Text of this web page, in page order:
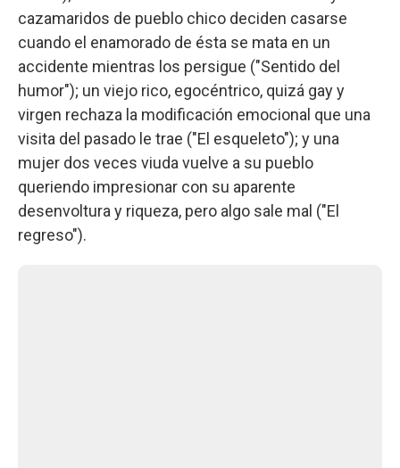
cazamaridos de pueblo chico deciden casarse
cuando el enamorado de ésta se mata en un
accidente mientras los persigue ("Sentido del
humor"); un viejo rico, egocéntrico, quizá gay y
virgen rechaza la modificación emocional que una
visita del pasado le trae ("El esqueleto"); y una
mujer dos veces viuda vuelve a su pueblo
queriendo impresionar con su aparente
desenvoltura y riqueza, pero algo sale mal ("El
regreso").